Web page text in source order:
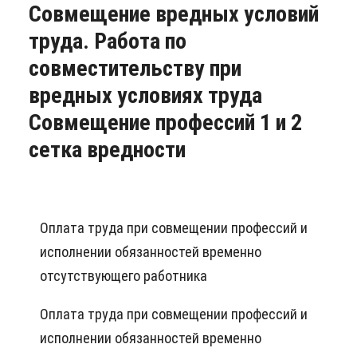
Совмещение вредных условий
труда. Работа по
совместительству при
вредных условиях труда
Совмещение профессий 1 и 2
сетка вредности
Оплата труда при совмещении профессий и
исполнении обязанностей временно
отсутствующего работника
Оплата труда при совмещении профессий и
исполнении обязанностей временно